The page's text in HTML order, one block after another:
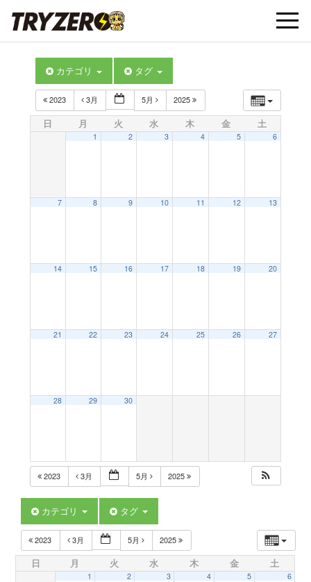
t
t
i
カテゴリ タグ
2023 3月 5月 2025
日 月 火 水 木 金 土
1 2 3 4 5 6
7 8 9 10 11 12 13
14 15 16 17 18 19 20
21 22 23 24 25 26 27
28 29 30
2023 3月 5月 2025
カテゴリ タグ
2023 3月 5月 2025
日 月 火 水 木 金 土
1 2 3 4 5 6